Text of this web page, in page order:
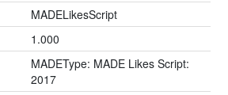
MADELikesScript
1.000
MADEType: MADE Likes Script:
2017